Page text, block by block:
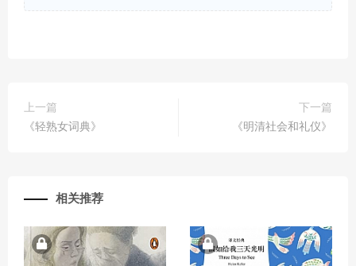
上一篇
《轻熟女词典》
下一篇
《明清社会和礼仪》
相关推荐